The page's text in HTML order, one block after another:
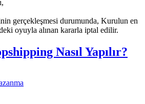
gerçekleşmesi durumunda, Kurulun en
oyuyla alınan kararla iptal edilir.
Nasıl Yapılır?